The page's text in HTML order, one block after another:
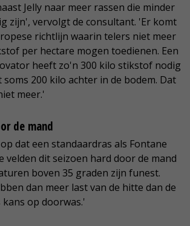
Jelly naar meer rassen die minder
zijn', vervolgt de consultant. 'Er komt
richtlijn waarin telers niet meer
per hectare mogen toedienen. Een
heeft zo'n 300 kilo stikstof nodig
200 kilo achter in de bodem. Dat
meer.'
de mand
dat een standaardras als Fontane
velden dit seizoen hard door de mand
boven 35 graden zijn funest.
dan meer last van de hitte dan de
op doorwas.'